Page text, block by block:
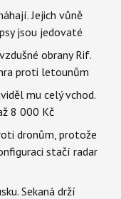
Jejich vůně
jsou jedovaté
obrany Rif.
proti letounům
mu celý vchod.
8 000 Kč
dronům, protože
stačí radar
Sekaná drží